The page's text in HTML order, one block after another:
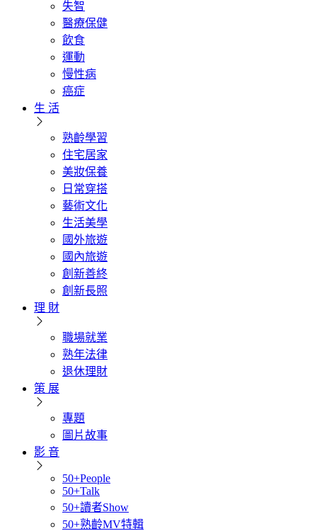
失智
醫療保健
飲食
運動
慢性病
癌症
生 活
熟齡學習
住宅居家
美妝保養
日常穿搭
藝術文化
生活美學
國外旅遊
國內旅遊
創新善終
創新長照
理 財
職場就業
熟年法律
退休理財
策 展
專題
圖片故事
影 音
50+People
50+Talk
50+讀者Show
50+熟齡MV特輯